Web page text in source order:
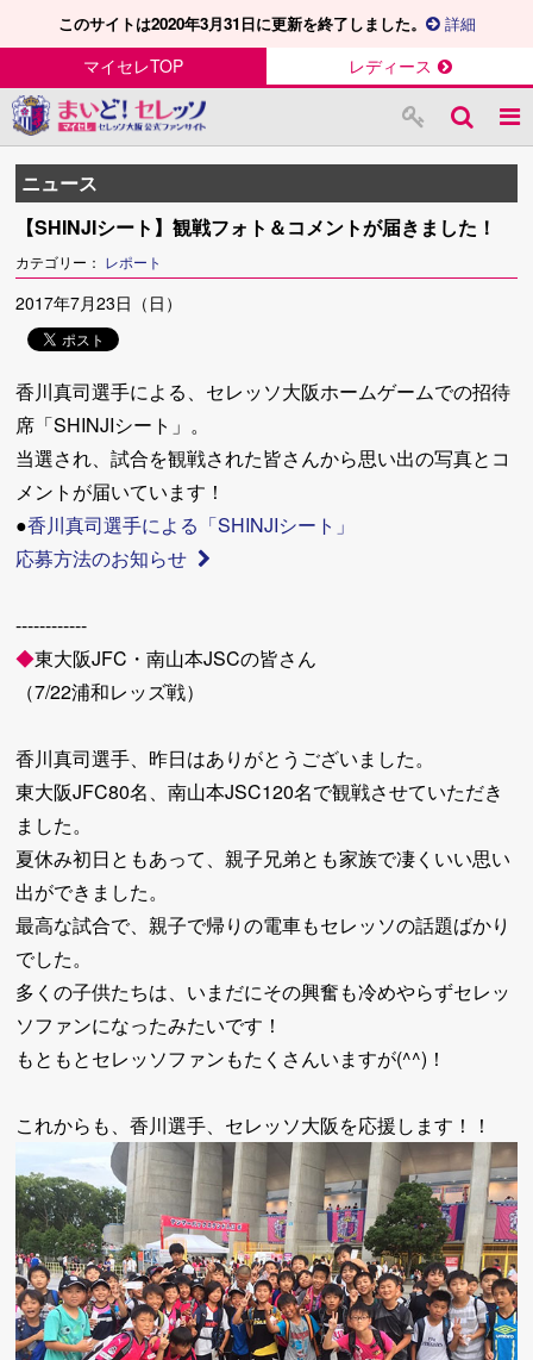
このサイトは2020年3月31日に更新を終了しました。 詳細
マイセレTOP レディース
ニュース
【SHINJIシート】観戦フォト＆コメントが届きました！
カテゴリー： レポート
2017年7月23日（日）
香川真司選手による、セレッソ大阪ホームゲームでの招待
席「SHINJIシート」。
当選され、試合を観戦された皆さんから思い出の写真とコ
メントが届いています！
●香川真司選手による「SHINJIシート」
応募方法のお知らせ
------------
◆東大阪JFC・南山本JSCの皆さん
（7/22浦和レッズ戦）
香川真司選手、昨日はありがとうございました。
東大阪JFC80名、南山本JSC120名で観戦させていただき
ました。
夏休み初日ともあって、親子兄弟とも家族で凄くいい思い
出ができました。
最高な試合で、親子で帰りの電車もセレッソの話題ばかり
でした。
多くの子供たちは、いまだにその興奮も冷めやらずセレッ
ソファンになったみたいです！
もともとセレッソファンもたくさんいますが(^^)！
これからも、香川選手、セレッソ大阪を応援します！！